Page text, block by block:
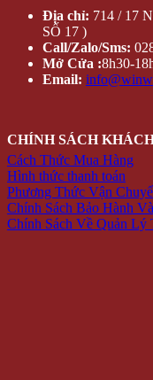
Địa chỉ: 714 / 17
SỐ 17 )
Call/Zalo/Sms:
Mở Cửa :8h30-
Email:
CHÍNH SÁCH
Cách Thức Mua Hàng
Hình thức thanh toán
Phương Thức Vận
Chính Sách Bảo Hành
Chính Sách Về Quản Lý